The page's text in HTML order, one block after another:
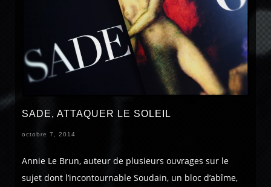
SADE, ATTAQUER LE SOLEIL
octobre 7, 2014
Annie Le Brun, auteur de plusieurs ouvrages sur le
sujet dont l’incontournable Soudain, un bloc d’abîme,